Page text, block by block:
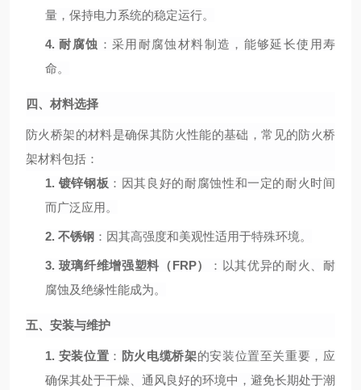
量，保持电力系统的稳定运行。
4.耐腐蚀 ：采用耐腐蚀材料制造，能够延长使用寿
命。
四、材料选择
防火桥架的材料是确保其防火性能的基础，常见的防火桥
架材料包括：
1. 镀锌钢板 ：因其良好的耐腐蚀性和一定的耐火时间
而广泛应用。
2. 不锈钢 ：因其高强度和美观性适用于特殊环境。
3. 玻璃纤维增强塑料（FRP）
：以其优异的耐火、耐
腐蚀及绝缘性能成为。
五、安装与维护
1. 安装位置 ： 防火电缆桥架的安装位置至关重要，应
确保其处于干燥、通风良好的环境中，避免长期处于潮